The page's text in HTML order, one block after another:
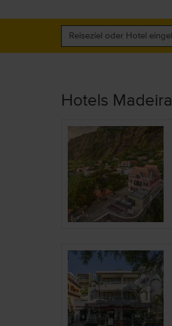
Hotels Madeira